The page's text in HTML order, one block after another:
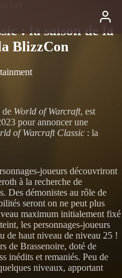
: la saison de la
BlizzCon
de World of Warcraft, est
pour annoncer une
of Warcraft Classic : la
joueurs découvriront
à la recherche de
Des démonistes au rôle de
seront on ne peut plus
maximum initialement fixé
les personnages-joueurs
de haut niveau de niveau 25 !
de Brassenoire, doté de
inédits et remaniés. Peu de
niveaux, apportant